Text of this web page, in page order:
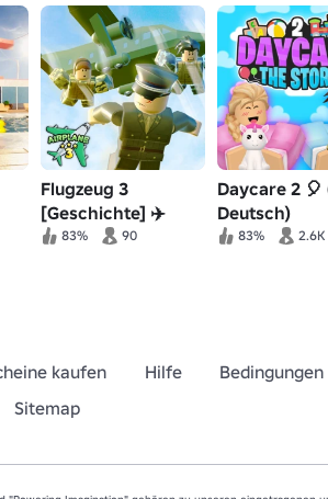
Flugzeug 3
[Geschichte] ✈️
83% 90
Daycare 2
Deutsch)
83% 2.6K
kaufen Hilfe Bedingungen
Sitemap